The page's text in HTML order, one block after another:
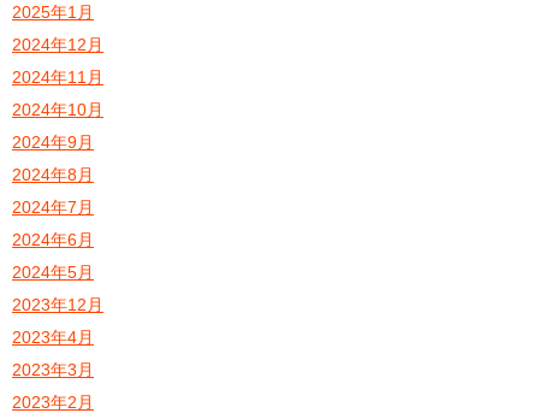
2025年1月
2024年12月
2024年11月
2024年10月
2024年9月
2024年8月
2024年7月
2024年6月
2024年5月
2023年12月
2023年4月
2023年3月
2023年2月